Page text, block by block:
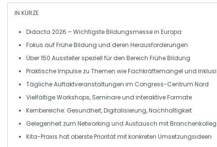
IN KÜRZE
Didacta 2026 – Wichtigste Bildungsmesse in Europa
Fokus aufFrühe Bildung und deren Herausforderungen
Über150 Aussteller speziell für den Bereich Frühe Bildung
PraktischeImpulse zu Themen wie Fachkräftemangel und
TäglicheAuftaktveranstaltungen im Congress-Centrum Nord
VielfältigeWorkshops, Seminare und interaktive Formate
Kernbereiche: Gesundheit,Digitalisierung,Nachhaltigkeit
Gelegenheit zum Networking und Austausch mit
Kita-Praxis hat oberste Priorität mit konkreten Umsetzungsideen